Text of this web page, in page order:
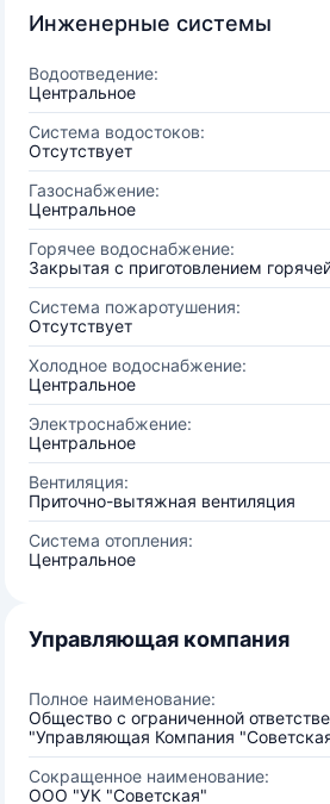
Инженерные системы
Водоотведение:
Центральное
Система водостоков:
Отсутствует
Газоснабжение:
Центральное
Горячее водоснабжение:
Закрытая с приготовлением
Система пожаротушения:
Отсутствует
Холодное водоснабжение:
Центральное
Электроснабжение:
Центральное
Вентиляция:
Приточно-вытяжная вентиляция
Система отопления:
Центральное
Управляющая компания
Полное наименование:
Общество с ограниченной
"Управляющая Компания
Сокращенное наименование:
ООО "УК "Советская"